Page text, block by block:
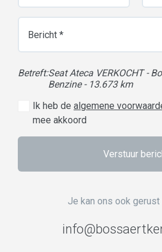
Betreft:Seat Ateca VERKOCHT -
Benzine - 13.673 km
Ik heb de algemene
mee akkoord
Verstuur
Je kan ons ook gerust
info@bossaertk